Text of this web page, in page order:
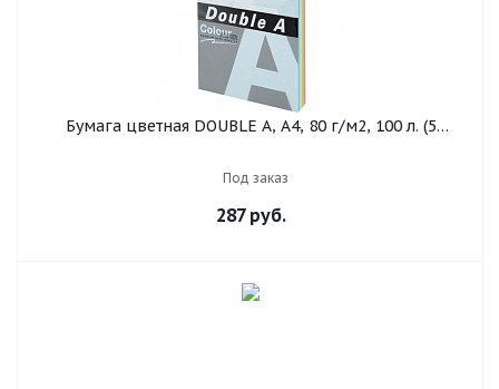
Бумага цветная DOUBLE A, А4, 80 г/м2, 100 л. (5
Под заказ
287руб.